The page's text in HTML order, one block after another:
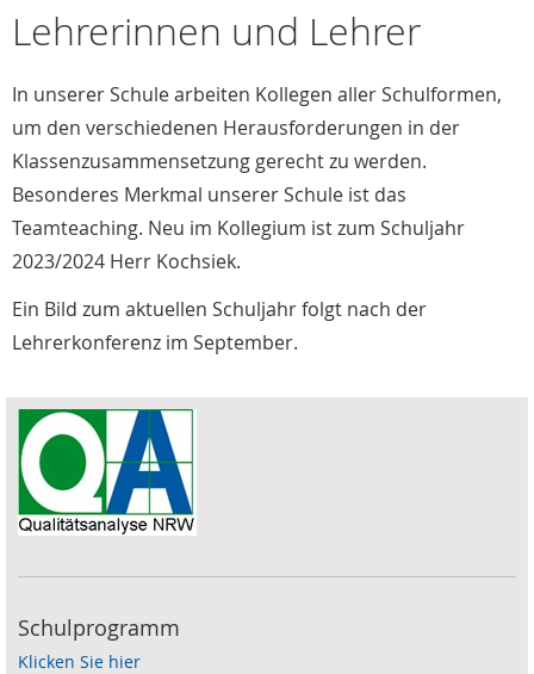
Lehrerinnen und Lehrer
In unserer Schule arbeiten Kollegen aller Schulformen,
um den verschiedenen Herausforderungen in der
Klassenzusammensetzung gerecht zu werden.
Besonderes Merkmal unserer Schule ist das
Teamteaching. Neu im Kollegium ist zum Schuljahr
2023/2024 Herr Kochsiek.
Ein Bild zum aktuellen Schuljahr folgt nach der
Lehrerkonferenz im September.
Schulprogramm
Klicken Sie hier